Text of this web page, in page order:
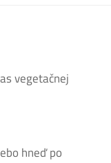
vegetačnej
hneď po